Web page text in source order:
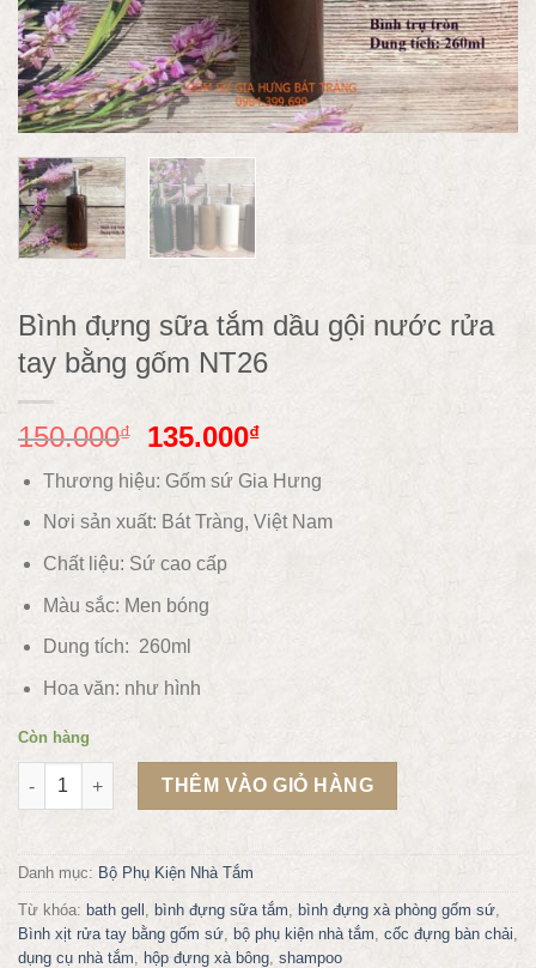
Bình đựng sữa tắm dầu gội nước rửa
tay bằng gốm NT26
150.000₫ 135.000₫
Thương hiệu: Gốm sứ Gia Hưng
Nơi sản xuất: Bát Tràng, Việt Nam
Chất liệu: Sứ cao cấp
Màu sắc: Men bóng
Dung tích: 260ml
Hoa văn: như hình
Còn hàng
Bình đựng sữa tắm dầu gội nước rửa tay bằng gốm NT26 số
THÊM VÀO GIỎ HÀNG
Danh mục: Bộ Phụ Kiện Nhà Tắm
Từ khóa: bath gell , bình đựng sữa tắm, bình đựng xà phòng gốm sứ,
Bình xịt rửa tay bằng gốm sứ, bộ phụ kiện nhà tắm, cốc đựng bàn chải,
dụng cụ nhà tắm, hộp đựng xà bông, shampoo